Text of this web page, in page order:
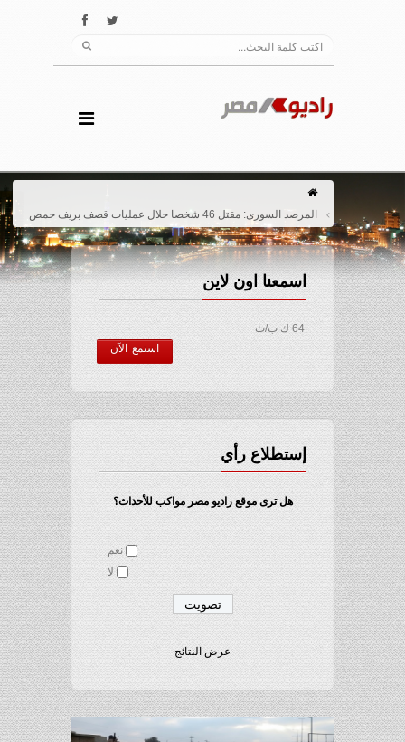
المرصد السورى: مقتل 46 شخصا خلال عمليات قصف بريف حمص
اسمعنا اون لاين
64 ك ب/ث
استمع الآن
إستطلاع رأي
هل ترى موقع راديو مصر مواكب للأحداث؟
نعم
لا
عرض النتائج